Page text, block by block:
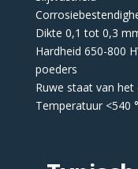
Dikte 0,1 tot 0,3
Hardheid 650-800
poeders
Ruwe staat van
Temperatuur <540